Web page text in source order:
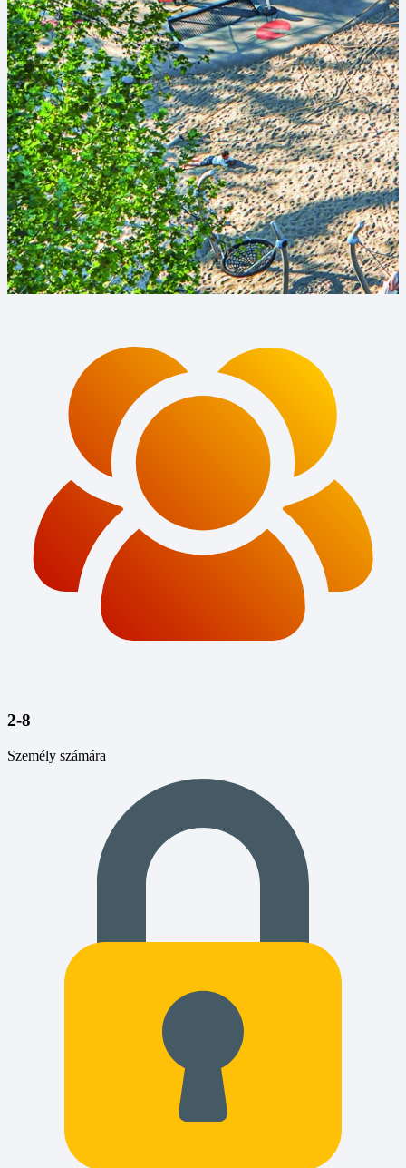
2-8
Személy számára